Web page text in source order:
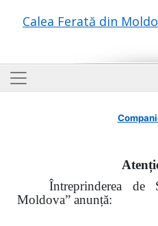
Calea Ferată din
Întreprinderea de
Moldova” anunță: